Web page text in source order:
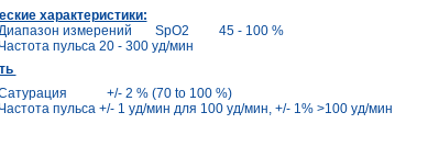
характеристики:
Диапазон измерений SpO2 45 - 100 %
Частота пульса 20 - 300 уд/мин
+/- 2 % (70 to 100 %)
Частота пульса +/- 1 уд/мин для 100 уд/мин, +/- 1% >100 уд/мин